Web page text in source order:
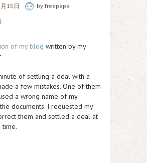
15日
by freepapa
of my blog written by my
of settling a deal with a
a few mistakes. One of them
a wrong name of my
documents. I requested my
them and settled a deal at
time.